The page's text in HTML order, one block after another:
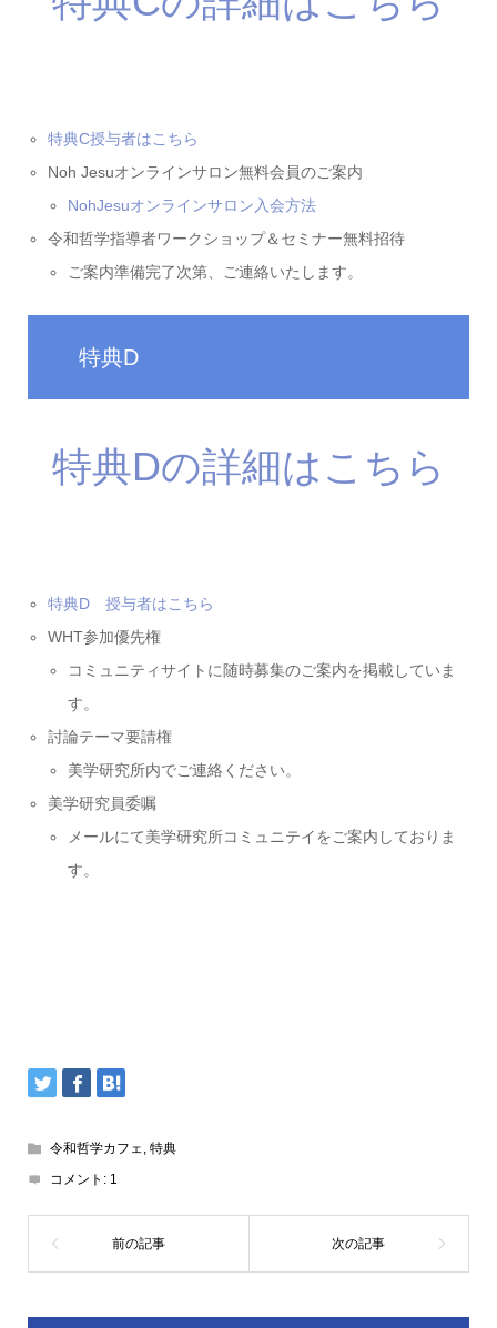
特典C授与者はこちら
Noh Jesuオンラインサロン無料会員のご案内
NohJesuオンラインサロン入会方法
令和哲学指導者ワークショップ＆セミナー無料招待
ご案内準備完了次第、ご連絡いたします。
特典D
特典Dの詳細はこちら
特典D 授与者はこちら
WHT参加優先権
コミュニティサイトに随時募集のご案内を掲載していま
す。
討論テーマ要請権
美学研究所内でご連絡ください。
美学研究員委嘱
メールにて美学研究所コミュニテイをご案内しておりま
す。
令和哲学カフェ 特典
コメント: 1